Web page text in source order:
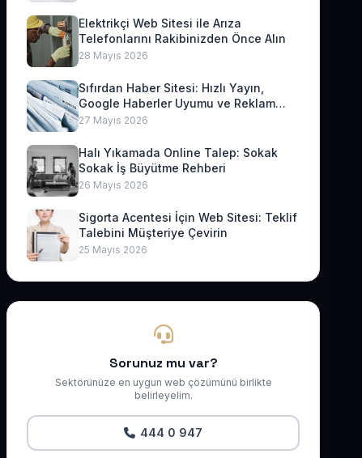
Elektrikçi Web Sitesi ile Arıza
Telefonlarını Rakibinizden Önce Alın
28 Mayıs 2026
Sıfırdan Haber Sitesi: Hızlı Yayın,
Google Haberler Uyumu ve Reklam
Geliri
27 Mayıs 2026
Halı Yıkamada Online Talep: Sokak
Sokak İş Büyütme Rehberi
26 Mayıs 2026
Sigorta Acentesi İçin Web Sitesi: Teklif
Talebini Müşteriye Çevirin
25 Mayıs 2026
Sorunuz mu var?
Sektörünüze en uygun web çözümünü birlikte
belirleyelim.
444 0 947